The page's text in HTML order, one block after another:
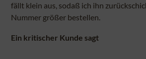
fällt klein aus, sodaß ich ihn
Nummer größer bestellen.
Ein kritischer Kunde sagt